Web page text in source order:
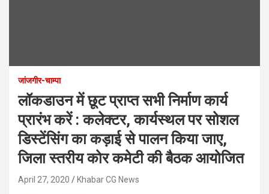
जांजगीर-चाम्पा
लॉकडाउन में छूट प्राप्त सभी निर्माण कार्य
प्रारंभ करें : कलेक्टर, कार्यस्थल पर सोशल
डिस्टेंसिंग का कड़ाई से पालन किया जाए,
जिला स्तरीय कोर कमेटी की बैठक आयोजित
April 27, 2020 Khabar CG News